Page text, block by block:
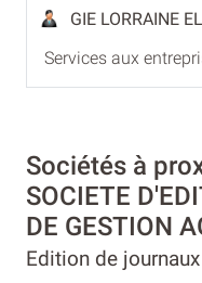
GIE LORRAINE
Services aux
Sociétés à
SOCIETE
DE GESTION
Edition de